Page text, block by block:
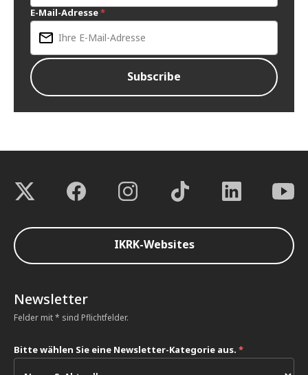
E-Mail-Adresse*
IKRK-Websites
Newsletter
Felder mit * sind Pflichtfelder.
Bitte wählen Sie eine Newsletter-Kategorie aus. *